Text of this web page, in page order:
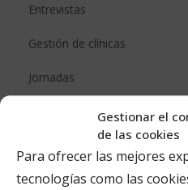
Gestionar el
de las cookies
Para ofrecer las mejores
tecnologías como las
Entrevistas
Gestión de clínicas
Jornadas
Marketing para fisioterapeutas
Sin categoría